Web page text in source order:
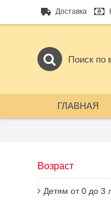
Доставка
ГЛАВНАЯ
Возраст
Детям от 0 до 3